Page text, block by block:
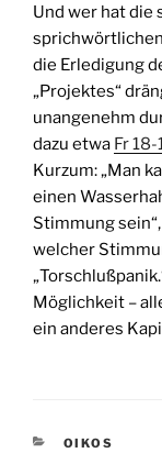
Und wer hat die
die Erledigung
„Projektes“
unangenehm
dazu etwa Fr
Kurzum: „Man
einen
Stimmung
welcher
Möglichkeit –
ein anderes
KATEGORIEN
OIKOS